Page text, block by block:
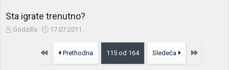
Sta igrate trenutno?
Z
Godzilla
D
m
17.07.2011.
Prvo Prethodna 115 od 164 Sledeća Poslednja